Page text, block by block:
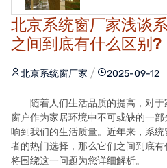
北京系统窗厂家浅谈
之间到底有什么区别?
北京系统窗厂家 2025-09-12
随着人们生活品质的提高，对
窗户作为家居环境中不可或缺的一
响到我们的生活质量。近年来，系
者的热门选择，那么它们之间到底有
将围绕这一问题为您详细解析。